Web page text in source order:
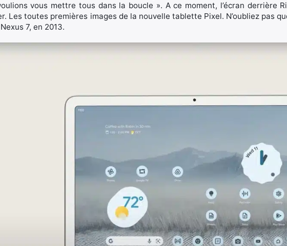
vous mettre tous dans la boucle ». A ce moment, l’écran derrière
Les toutes premières images de la nouvelle tablette Pixel. N’oubliez pas
7, en 2013.